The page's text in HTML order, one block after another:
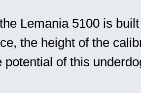
Lemania 5100 is
the height of the
potential of this